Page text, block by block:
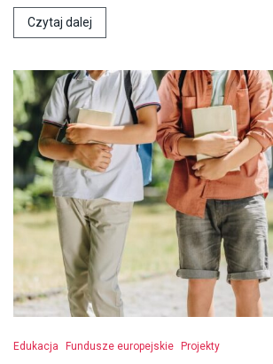
Czytaj dalej
Edukacja Fundusze europejskie Projekty